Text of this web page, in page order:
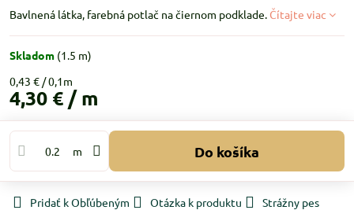
Bavlnená látka, farebná potlač na čiernom podklade. Čítajte viac
Skladom (1.5 m)
0,43 €
4,30 € / m
m Do košíka
Pridať k Obľúbeným Otázka k produktu
Strážny pes